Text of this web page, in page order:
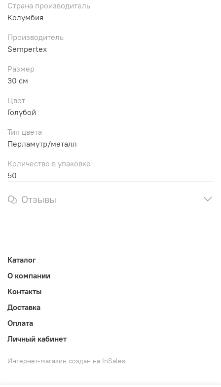
Страна производитель
Колумбия
Производитель
Sempertex
Размер
30 см
Цвет
Голубой
Тип цвета
Перламутр/металл
Количество в упаковке
50
Отзывы
Каталог
О компании
Контакты
Доставка
Оплата
Личный кабинет
Интернет-магазин создан на InSales